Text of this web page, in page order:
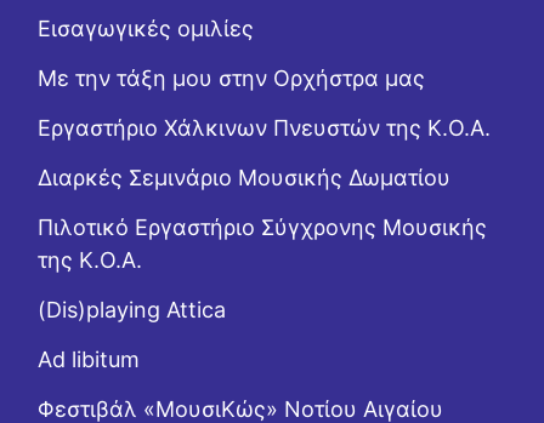
Εισαγωγικές ομιλίες
Με την τάξη μου στην Ορχήστρα μας
Εργαστήριo Χάλκινων Πνευστών της Κ.Ο.Α.
Διαρκές Σεμινάριο Μουσικής Δωματίου
Πιλοτικό Εργαστήριο Σύγχρονης Μουσικής
της Κ.Ο.Α.
(Dis)playing Attica
Ad libitum
Φεστιβάλ «ΜουσιΚώς» Νοτίου Αιγαίου